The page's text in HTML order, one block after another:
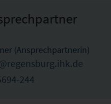
(Ansprechpartnerin)
244